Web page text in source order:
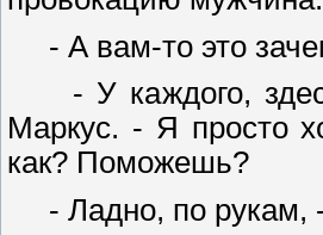
- А вам-то это
- У каждого, здесь
Маркус. - Я просто
как? Поможешь?
- Ладно, по рукам,